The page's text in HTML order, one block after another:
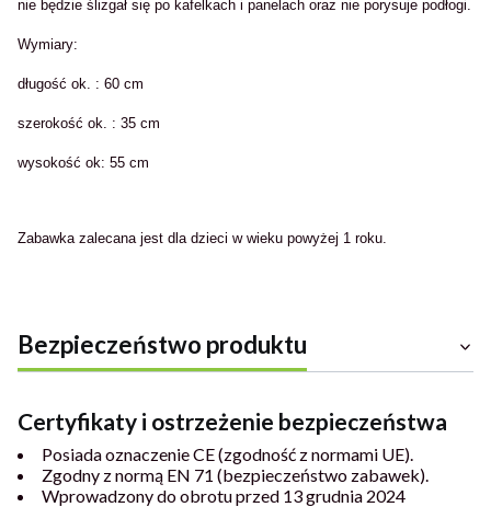
nie będzie ślizgał się po kafelkach i panelach oraz nie porysuje podłogi.
Wymiary:
długość ok. : 60 cm
szerokość ok. : 35 cm
wysokość ok: 55 cm
Zabawka zalecana jest dla dzieci w wieku powyżej 1 roku.
Bezpieczeństwo produktu
Certyfikaty i ostrzeżenie bezpieczeństwa
Posiada oznaczenie CE (zgodność z normami UE).
Zgodny z normą EN 71 (bezpieczeństwo zabawek).
Wprowadzony do obrotu przed 13 grudnia 2024